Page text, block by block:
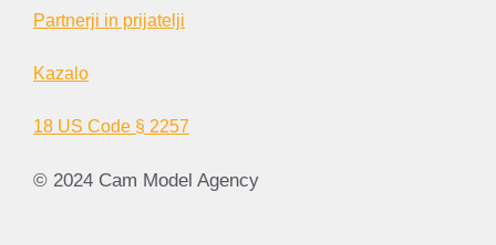
Partnerji in prijatelji
Kazalo
18 US Code § 2257
© 2024 Cam Model Agency